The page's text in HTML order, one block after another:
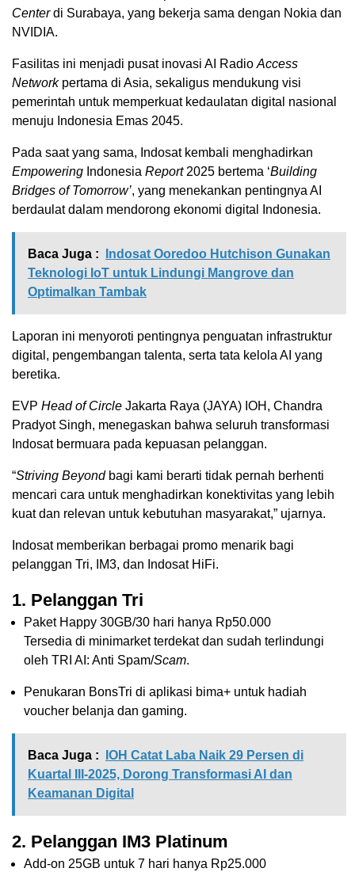
Centerdi Surabaya, yang bekerja sama dengan Nokia dan
NVIDIA.
Fasilitas ini menjadi pusat inovasi AI Radio Access
Networkpertama di Asia, sekaligus mendukung visi
pemerintah untuk memperkuat kedaulatan digital nasional
menuju Indonesia Emas 2045.
Pada saat yang sama, Indosat kembali menghadirkan
Empowering Indonesia Report2025 bertema ‘Building
Bridges of Tomorrow’, yang menekankan pentingnya AI
berdaulat dalam mendorong ekonomi digital Indonesia.
Baca Juga :
Indosat Ooredoo Hutchison Gunakan
Teknologi IoT untuk Lindungi Mangrove dan
Optimalkan Tambak
Laporan ini menyoroti pentingnya penguatan infrastruktur
digital, pengembangan talenta, serta tata kelola AI yang
beretika.
EVP Head of Circle Jakarta Raya (JAYA) IOH, Chandra
Pradyot Singh, menegaskan bahwa seluruh transformasi
Indosat bermuara pada kepuasan pelanggan.
“Striving Beyond bagi kami berarti tidak pernah berhenti
mencari cara untuk menghadirkan konektivitas yang lebih
kuat dan relevan untuk kebutuhan masyarakat,” ujarnya.
Indosat memberikan berbagai promo menarik bagi
pelanggan Tri, IM3, dan Indosat HiFi.
1. Pelanggan Tri
Paket Happy 30GB/30 hari hanya Rp50.000
Tersedia di minimarket terdekat dan sudah terlindungi
oleh TRI AI: Anti Spam/Scam.
Penukaran BonsTri di aplikasi bima+ untuk hadiah
voucher belanja dan gaming.
Baca Juga :
IOH Catat Laba Naik 29 Persen di
Kuartal III-2025, Dorong Transformasi AI dan
Keamanan Digital
2. Pelanggan IM3 Platinum
Add-on 25GB untuk 7 hari hanya Rp25.000